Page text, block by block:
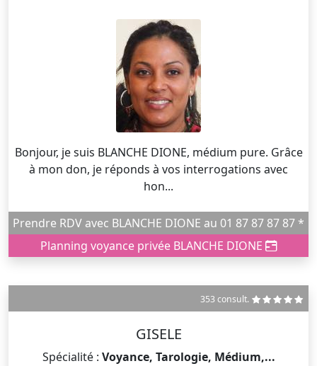
Bonjour, je suis BLANCHE DIONE, médium pure. Grâce
à mon don, je réponds à vos interrogations avec
hon...
Prendre RDV avec BLANCHE DIONE au 01 87 87 87 87 *
Planning voyance privée BLANCHE DIONE
353 consult.
GISELE
Spécialité : Voyance, Tarologie, Médium,...